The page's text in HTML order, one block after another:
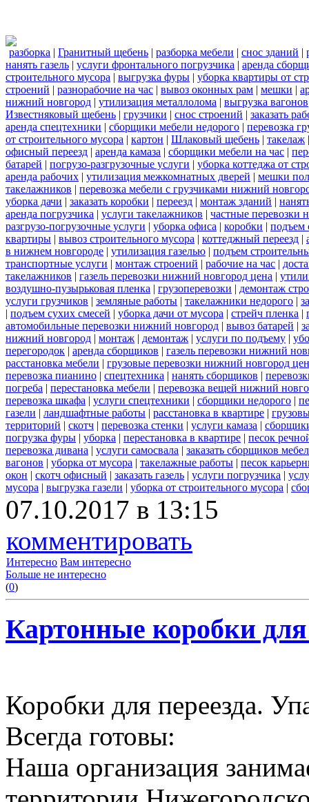
разборка | Гранитный щебень | разборка мебели | снос зданий |
нанять газель | услуги фронтального погрузчика | аренда
строительного мусора | выгрузка фуры | уборка квартиры от
строений | разнорабочие на час | вывоз оконных рам | мешки |
нижний новгород | утилизация металлолома | выгрузка вагонов
Известняковый щебень | грузчики | снос строений | заказать
аренда спецтехники | сборщики мебели недорого | перевозка
от строительного мусора | картон | Шлаковый щебень | такелаж
офисный переезд | аренда камаза | сборщики мебели на час |
батарей | погрузо-разгрузочные услуги | уборка коттеджа от
аренда рабочих | утилизация межкомнатных дверей | мешки
такелажников | перевозка мебели с грузчиками нижний
уборка дачи | заказать коробки | переезд | монтаж зданий |
аренда погрузчика | услуги такелажников | частные перевозки
разгрузо-погрузочные услуги | уборка офиса | коробки | подъем
квартиры | вывоз строительного мусора | коттеджный переезд |
в нижнем новгороде | утилизация газелью | подъем
транспортные услуги | монтаж строений | рабочие на час |
такелажников | газель перевозки нижний новгород цена |
воздушно-пузырьковая пленка | грузоперевозки | демонтаж
услуги грузчиков | земляные работы | такелажники недорого |
| подъем сухих смесей | уборка дачи от мусора | стрейч пленка |
автомобильные перевозки нижний новгород | вывоз батарей |
нижний новгород | монтаж | демонтаж | услуги по подъему |
перегородок | аренда сборщиков | газель перевозки нижний
расстановка мебели | грузовые перевозки нижний новгород
перевозка пианино | спецтехника | нанять сборщиков |
погреба | перестановка мебели | перевозка вещей нижний
перевозка шкафа | услуги спецтехники | сборщики недорого |
газели | ландшафтные работы | расстановка в квартире |
территорий | скотч | перевозка стенки | услуги камаза |
погрузка фуры | уборка | перестановка в квартире | песок
перевозка дивана | услуги самосвала | заказать сборщиков
вагонов | уборка от мусора | такелажные работы | песок
окон | скотч офисный | заказать газель | услуги погрузчика |
мусора | выгрузка газели | уборка от строительного мусора |
07.10.2017 в 13:15
комментировать
Интересно Вам интересно
Больше не интересно
(0)
Картонные коробки для
Коробки для переезда.
Всегда готовы:
Наша организация